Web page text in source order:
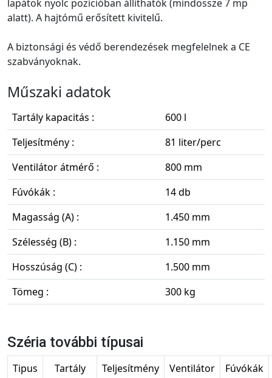
lapátok nyolc pozícióban állíthatók (mindössze 7 mp
alatt). A hajtómű erősített kivitelű.
A biztonsági és védő berendezések megfelelnek a CE
szabványoknak.
Műszaki adatok
Tartály kapacitás :
600 l
Teljesítmény :
81 liter/perc
Ventilátor átmérő :
800 mm
Fúvókák :
14 db
Magasság (A) :
1.450 mm
Szélesség (B) :
1.150 mm
Hosszúság (C) :
1.500 mm
Tömeg :
300 kg
Széria további típusai
Tipus
Tartály
Teljesítmény
Ventilátor
Fúvókák